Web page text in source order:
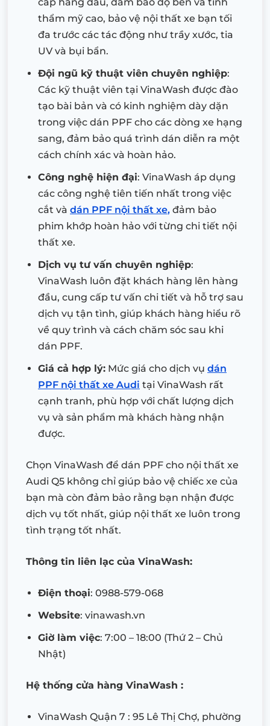
thẩm mỹ cao, bảo vệ nội thất xe bạn tối
đa trước các tác động như trầy xước, tia
UV và bụi bẩn.
Đội ngũ kỹ thuật viên chuyên nghiệp:
Các kỹ thuật viên tại VinaWash được đào
tạo bài bản và có kinh nghiệm dày dặn
trong việc dán PPF cho các dòng xe hạng
sang, đảm bảo quá trình dán diễn ra một
cách chính xác và hoàn hảo.
Công nghệ hiện đại: VinaWash áp dụng
các công nghệ tiên tiến nhất trong việc
cắt và dán PPF nội thất xe, đảm bảo
phim khớp hoàn hảo với từng chi tiết nội
thất xe.
Dịch vụ tư vấn chuyên nghiệp:
VinaWash luôn đặt khách hàng lên hàng
đầu, cung cấp tư vấn chi tiết và hỗ trợ sau
dịch vụ tận tình, giúp khách hàng hiểu rõ
về quy trình và cách chăm sóc sau khi
dán PPF.
Giá cả hợp lý: Mức giá cho dịch vụ dán
PPF nội thất xe Audi tại VinaWash rất
cạnh tranh, phù hợp với chất lượng dịch
vụ và sản phẩm mà khách hàng nhận
được.
Chọn VinaWash để dán PPF cho nội thất xe
Audi Q5 không chỉ giúp bảo vệ chiếc xe của
bạn mà còn đảm bảo rằng bạn nhận được
dịch vụ tốt nhất, giúp nội thất xe luôn trong
tình trạng tốt nhất.
Thông tin liên lạc của VinaWash:
Điện thoại: 0988-579-068
Website: vinawash.vn
Giờ làm việc: 7:00 – 18:00 (Thứ 2 – Chủ
Nhật)
Hệ thống cửa hàng VinaWash :
VinaWash Quận 7 : 95 Lê Thị Chợ, phường